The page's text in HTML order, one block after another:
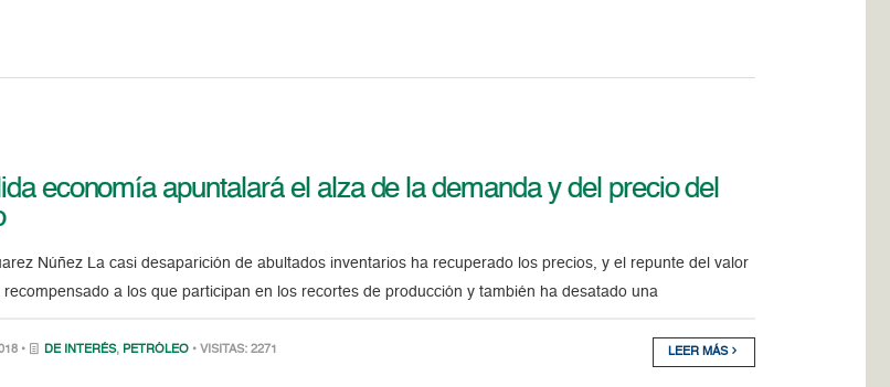
economía apuntalará el alza de la demanda y del precio del
Núñez La casi desaparición de abultados inventarios ha recuperado los precios, y el repunte del valor
recompensado a los que participan en los recortes de producción y también ha desatado una
• DE INTERÉS, PETRÓLEO • VISITAS: 2271 LEER MÁS